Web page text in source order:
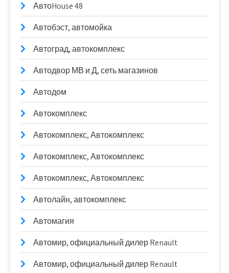
АвтоHouse 48
Автобэст, автомойка
Автоград, автокомплекс
Автодвор МВ и Д, сеть магазинов
Автодом
Автокомплекс
Автокомплекс, Автокомплекс
Автокомплекс, Автокомплекс
Автокомплекс, Автокомплекс
Автолайн, автокомплекс
Автомагия
Автомир, официальный дилер Renault
Автомир, официальный дилер Renault